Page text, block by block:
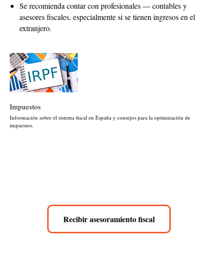
Se recomienda contar con profesionales — contables y
asesores fiscales, especialmente si se tienen ingresos en el
extranjero.
Impuestos
Información sobre el sistema fiscal en España y consejos para la optimización de
impuestos.
Recibir asesoramiento fiscal